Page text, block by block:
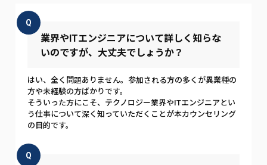
Q
業界やITエンジニアについて詳しく知らな
いのですが、大丈夫でしょうか？
はい、全く問題ありません。参加される方の多くが異業種の
方や未経験の方ばかりです。
そういった方にこそ、テクノロジー業界やITエンジニアとい
う仕事について深く知っていただくことが本カウンセリング
の目的です。
Q